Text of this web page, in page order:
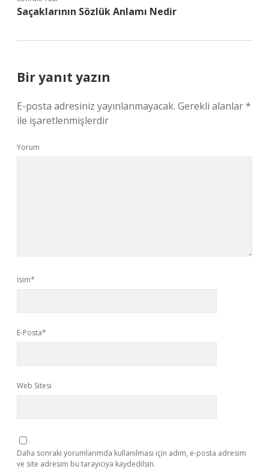
Saçaklarının Sözlük Anlamı Nedir
Bir yanıt yazın
E-posta adresiniz yayınlanmayacak. Gerekli alanlar*
ile işaretlenmişlerdir
Yorum
İsim*
E-Posta*
Web Sitesi
Daha sonraki yorumlarımda kullanılması için adım, e-posta adresim
ve site adresim bu tarayıcıya kaydedilsin.